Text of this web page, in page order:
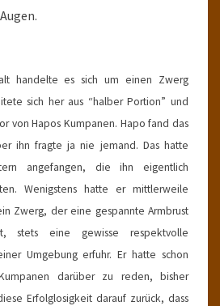
handelte es sich um einen Zwerg
sich her aus “halber Portion” und
von Hapos Kumpanen. Hapo fand das
ihn fragte ja nie jemand. Das hatte
angefangen, die ihn eigentlich
Wenigstens hatte er mittlerweile
Zwerg, der eine gespannte Armbrust
stets eine gewisse respektvolle
Umgebung erfuhr. Er hatte schon
darüber zu reden, bisher
Erfolglosigkeit darauf zurück, dass